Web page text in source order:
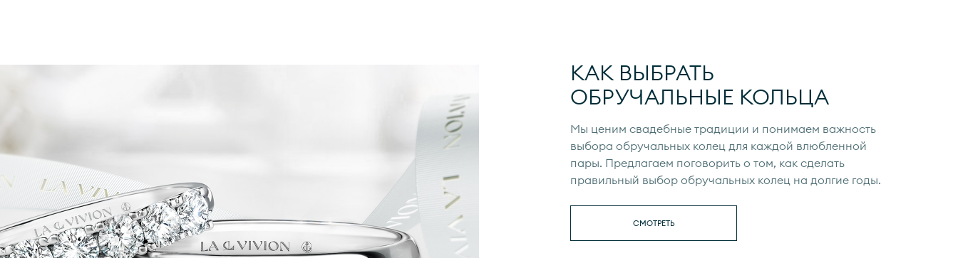
КАК ВЫБРАТЬ
ОБРУЧАЛЬНЫЕ КОЛЬЦА
Мы ценим свадебные традиции и понимаем важность
выбора обручальных колец для каждой влюбленной
пары. Предлагаем поговорить о том, как сделать
правильный выбор обручальных колец на долгие годы.
СМОТРЕТЬ